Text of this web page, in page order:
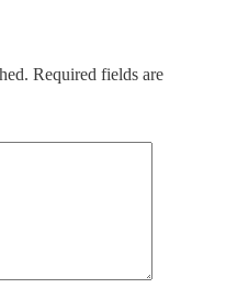
Required fields are